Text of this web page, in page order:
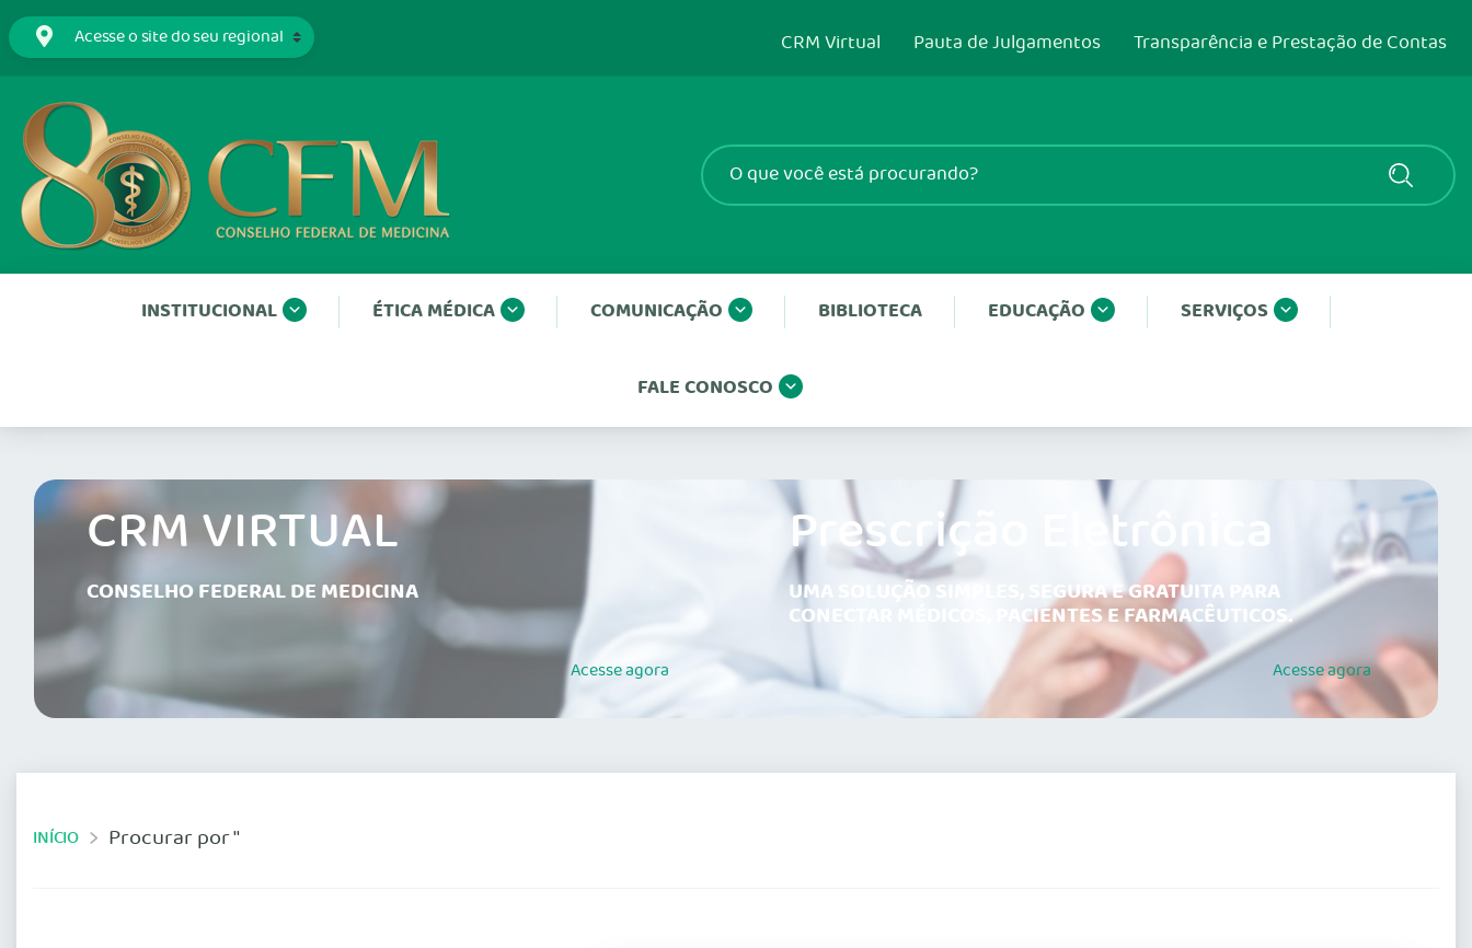
CRM Virtual Pauta de Julgamentos Transparência e Prestação de Contas
INSTITUCIONAL ÉTICA MÉDICA COMUNICAÇÃO BIBLIOTECA EDUCAÇÃO SERVIÇOS
FALE CONOSCO
CRM VIRTUAL
CONSELHO FEDERAL DE MEDICINA
Acesseagora
Prescrição Eletrônica
UMA SOLUÇÃO SIMPLES, SEGURA E GRATUITA PARA
CONECTAR MÉDICOS, PACIENTES E FARMACÊUTICOS.
Acesseagora
INÍCIO Procurar por ''